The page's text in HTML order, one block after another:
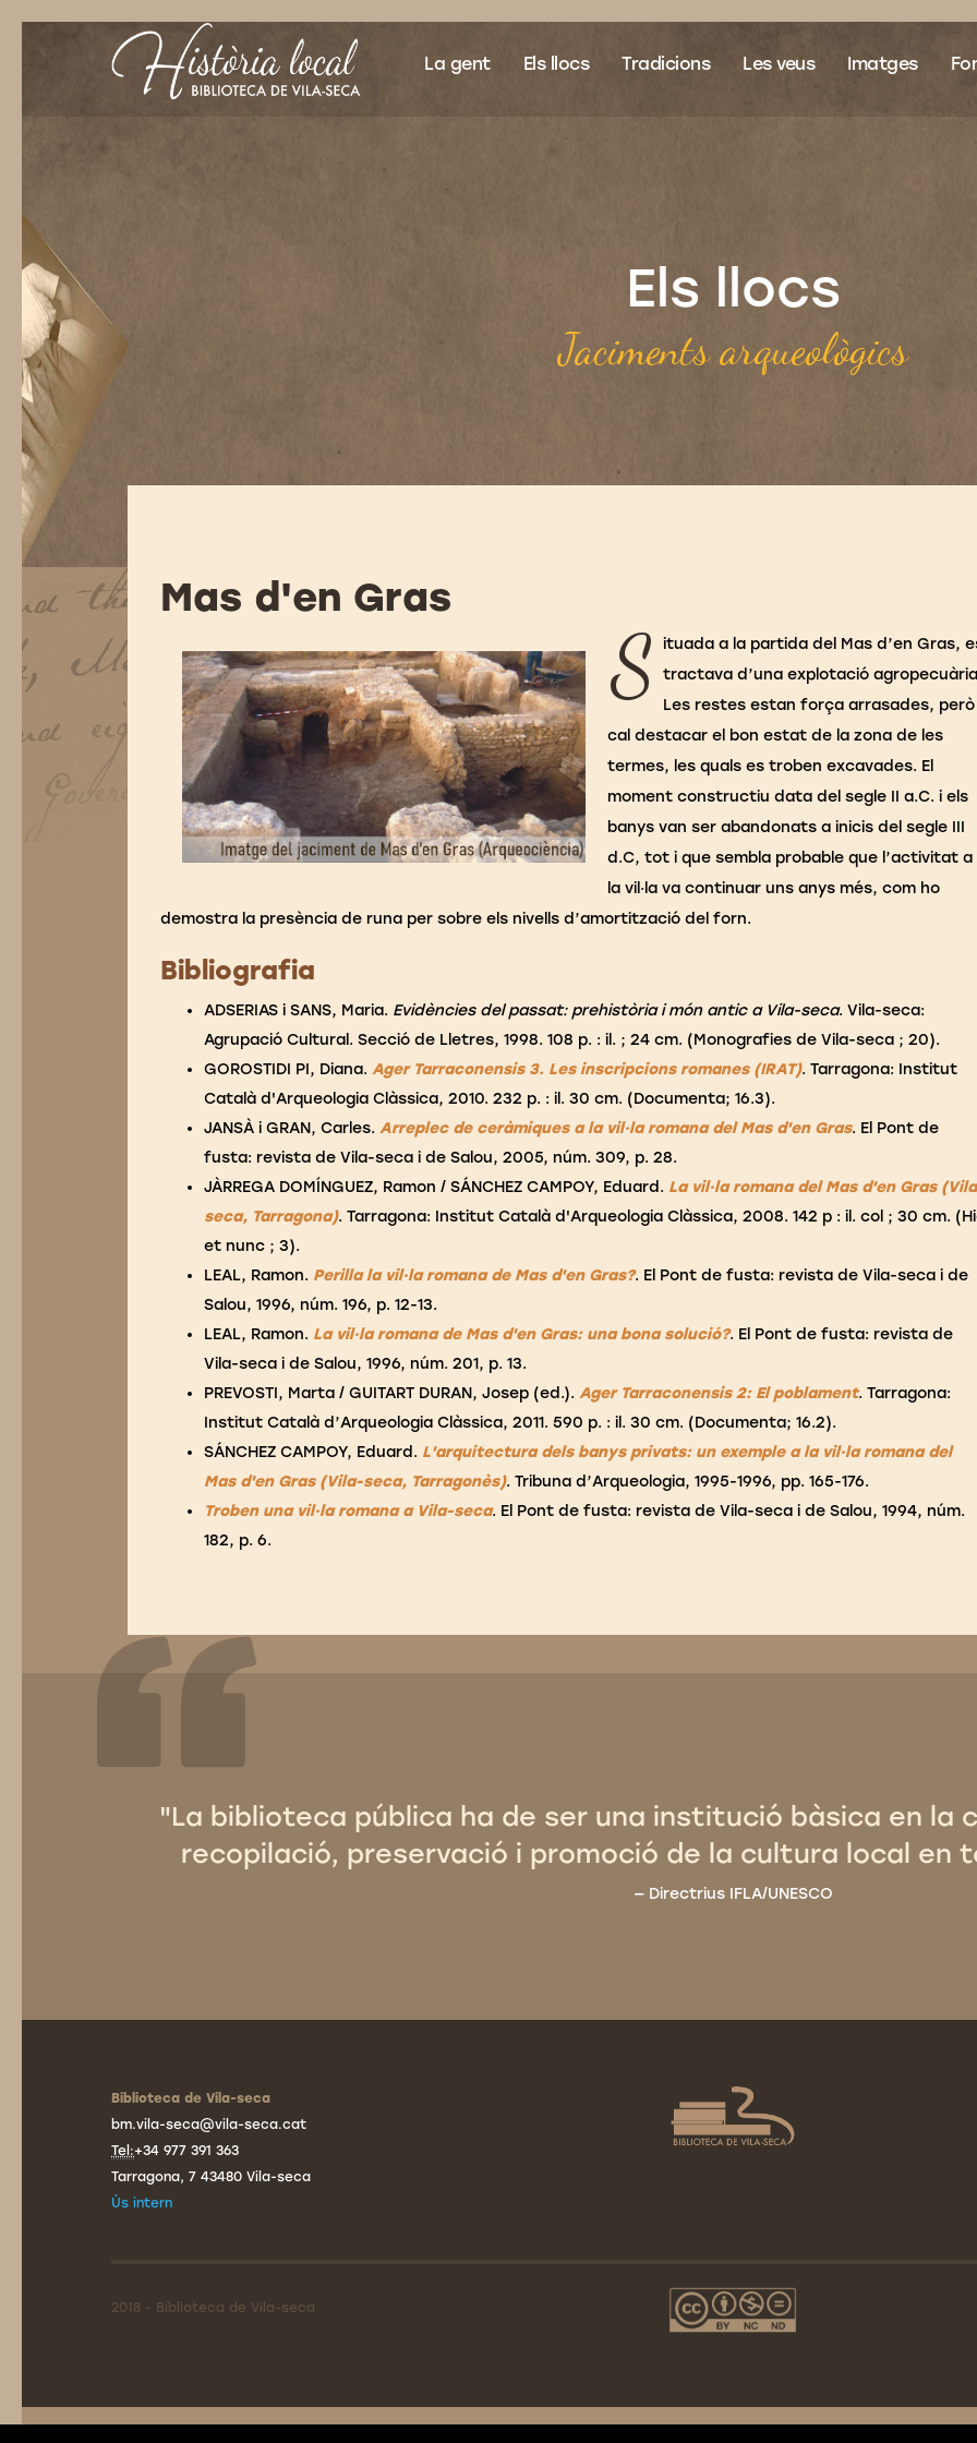
La gent Els llocs Tradicions Les veus Imatges
Els llocs
Jaciments arqueològics
Mas d'en Gras
S
ituada a la partida del Mas d’en Gras,
tractava d’una explotació
Les restes estan força arrasades, però
cal destacar el bon estat de la zona de les
termes, les quals es troben excavades. El
moment constructiu data del segle II a.C. i els
banys van ser abandonats a inicis del segle III
d.C, tot i que sembla probable que l’activitat a
la vil·la va continuar uns anys més, com ho
demostra la presència de runa per sobre els nivells d’amortització del forn.
Bibliografia
ADSERIAS i SANS, Maria. Evidències del passat: prehistòria i món antic a Vila-seca. Vila-seca:
Agrupació Cultural. Secció de Lletres, 1998. 108 p. : il. ; 24 cm. (Monografies de Vila-seca ; 20).
GOROSTIDI PI, Diana. Ager Tarraconensis 3. Les inscripcions romanes (IRAT). Tarragona: Institut
Català d'Arqueologia Clàssica, 2010. 232 p. : il. 30 cm. (Documenta; 16.3).
JANSÀ i GRAN, Carles. Arreplec de ceràmiques a la vil·la romana del Mas d'en Gras. El Pont de
fusta: revista de Vila-seca i de Salou, 2005, núm. 309, p. 28.
JÀRREGA DOMÍNGUEZ, Ramon / SÁNCHEZ CAMPOY, Eduard. La vil·la romana del Mas d'en Gras
seca, Tarragona). Tarragona: Institut Català d'Arqueologia Clàssica, 2008. 142 p : il. col ; 30 cm.
et nunc ; 3).
LEAL, Ramon. Perilla la vil·la romana de Mas d'en Gras?. El Pont de fusta: revista de Vila-seca i de
Salou, 1996, núm. 196, p. 12-13.
LEAL, Ramon. La vil·la romana de Mas d'en Gras: una bona solució?. El Pont de fusta: revista de
Vila-seca i de Salou, 1996, núm. 201, p. 13.
PREVOSTI, Marta / GUITART DURAN, Josep (ed.). Ager Tarraconensis 2: El poblament. Tarragona:
Institut Català d’Arqueologia Clàssica, 2011. 590 p. : il. 30 cm. (Documenta; 16.2).
SÁNCHEZ CAMPOY, Eduard. L'arquitectura dels banys privats: un exemple a la vil·la romana del
Mas d'en Gras (Vila-seca, Tarragonès). Tribuna d’Arqueologia, 1995-1996, pp. 165-176.
Troben una vil·la romana a Vila-seca. El Pont de fusta: revista de Vila-seca i de Salou, 1994, núm.
182, p. 6.
"La biblioteca pública ha de ser una institució bàsica en la
recopilació, preservació i promoció de la cultura local en
Directrius IFLA/UNESCO
Biblioteca de Vila-seca
bm.vila-seca@vila-seca.cat
Tel:+34 977 391 363
Tarragona, 7 43480 Vila-seca
Ús intern
2018 - Biblioteca de Vila-seca